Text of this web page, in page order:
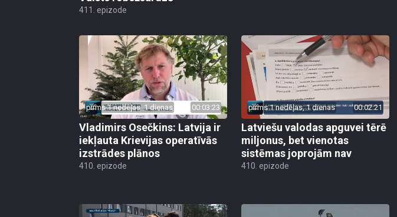
411. epizode
pirms 1 nedēļas, 1 dienas 00:03:23
Vladimirs Osečkins: Latvija ir
iekļauta Krievijas operatīvās
izstrādes plānos
410. epizode
pirms 1 nedēļas, 1 dienas 00:02:21
Latviešu valodas apguvei tērē
miljonus, bet vienotas
sistēmas joprojām nav
410. epizode